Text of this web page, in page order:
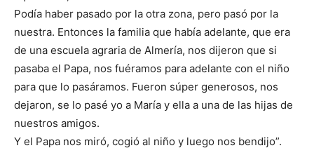
Podía haber pasado por la otra zona, pero pasó por la
nuestra. Entonces la familia que había adelante, que era
de una escuela agraria de Almería, nos dijeron que si
pasaba el Papa, nos fuéramos para adelante con el niño
para que lo pasáramos. Fueron súper generosos, nos
dejaron, se lo pasé yo a María y ella a una de las hijas de
nuestros amigos.
Y el Papa nos miró, cogió al niño y luego nos bendijo”.